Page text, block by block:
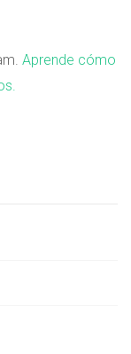
Aprende cómo